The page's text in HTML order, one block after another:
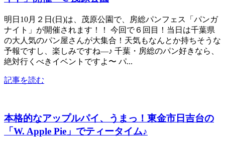
明日10月２日(日)は、茂原公園で、房総パンフェス「パンガ
ナイト」が開催されます！！ 今回で６回目！当日は千葉県
の大人気のパン屋さんが大集合！天気もなんとか持ちそうな
予報ですし、楽しみですね―♪ 千葉・房総のパン好きなら、
絶対行くべきイベントですよ〜 パ...
記事を読む
本格的なアップルパイ、うまっ！東金市日吉台の
「W. Apple Pie」でティータイム♪